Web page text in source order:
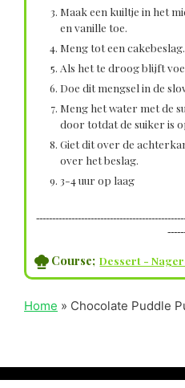
Maak een kuiltje in het
en vanille toe.
Meng tot een cakebeslag.
Als het te droog blijft
Doe dit mengsel in de
Meng het water met de
door totdat de suiker is
Giet dit over de
over het beslag.
3-4 uur op laag
Course; Dessert -
Home » Chocolate Puddle